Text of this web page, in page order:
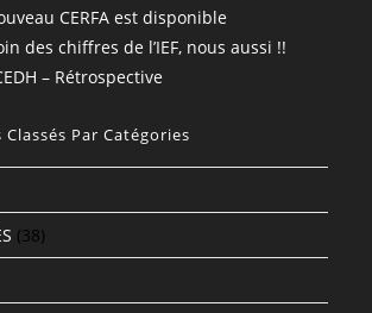
CERFA est disponible
des chiffres de l’IEF, nous aussi !!
– Rétrospective
Par Catégories
(38)